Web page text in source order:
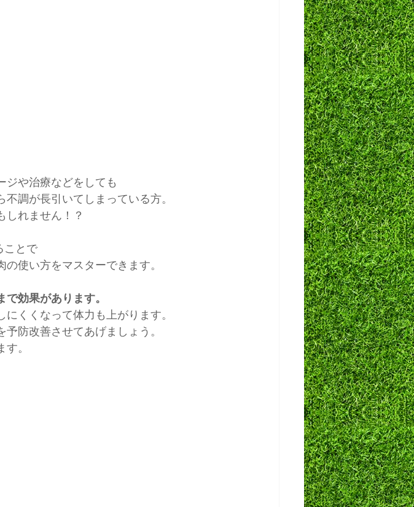
ジや治療などをしても
調が長引いてしまっている方。
しれません！？
ことで
使い方をマスターできます。
効果があります。
くくなって体力も上がります。
防改善させてあげましょう。
。